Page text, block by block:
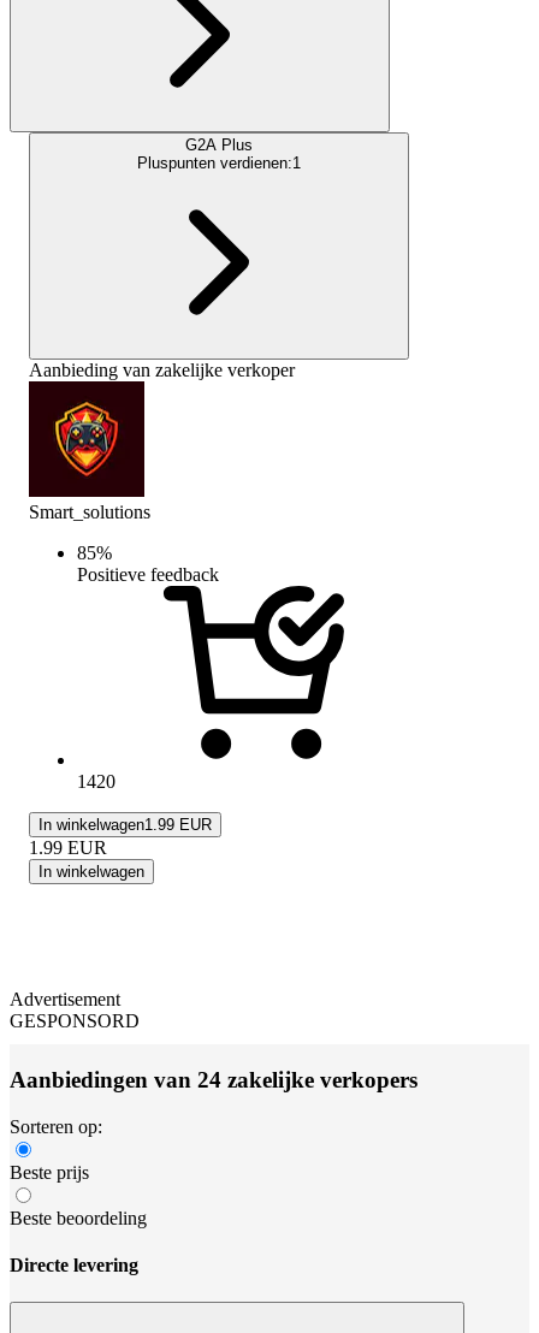
G2A Plus
Pluspunten verdienen:1
Aanbieding van zakelijke verkoper
Smart_solutions
85%
Positieve feedback
1420
In winkelwagen1.99 EUR
1.99 EUR
In winkelwagen
Advertisement
GESPONSORD
Aanbiedingen van 24 zakelijke verkopers
Sorteren op:
Beste prijs
Beste beoordeling
Directe levering